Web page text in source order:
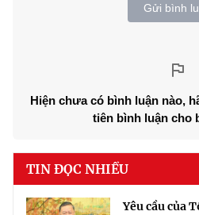
Gửi bình
Hiện chưa có bình luận nào,
tiên bình luận cho
TIN ĐỌC NHIỀU
Yêu cầu của